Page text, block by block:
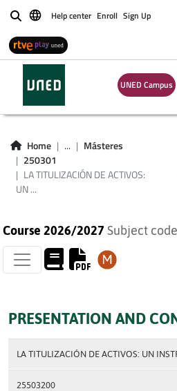
BuscarHelp center Enroll Sign Up
UNED Campus
Home ...
Másteres
250301
LA TITULIZACIÓN DE ACTIVOS:
UN ...
LA
ACTIVOS:
Course 2026/2027 Subject
PRESENTATION AND
LA TITULIZACIÓN DE ACTIVOS: UN
25503200